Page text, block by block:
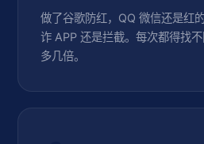
做了谷歌防红，QQ 微信还是红
诈 APP 还是拦截。每次都得找
多几倍。